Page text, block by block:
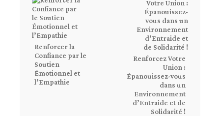
Renforcer la
Confiance par le
Soutien
Émotionnel et
l’Empathie
Renforcez Votre
Union :
Épanouissez-vous
dans un
Environnement
d’Entraide et de
Solidarité !